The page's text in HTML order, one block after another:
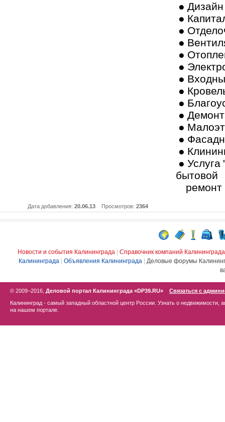
●
●
●
●
●
●
●
●
●
●
●
●
●
●
бытовой
ремонт
Дата добавления: 20.06.13 Просмотров: 2364
Новости и события Калининграда
Справочник компаний Калининграда
Калининграда
Объявления Калининграда
Деловые форумы
© 2009–2016, Деловой портал Калининграда «DP39.RU»
Связаться с
Калининград - самый западный областной центр России. Узнать о недвижимости,
на нашем портале.